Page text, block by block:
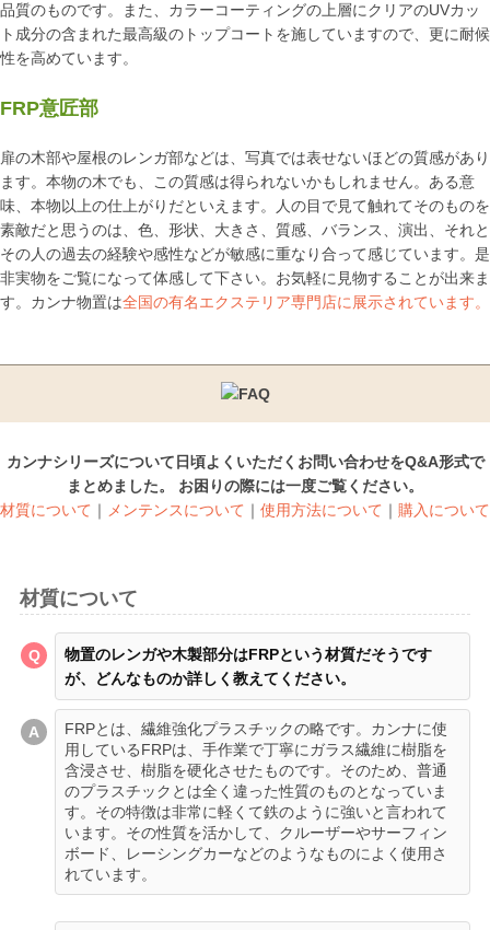
品質のものです。また、カラーコーティングの上層にクリアのUVカッ
ト成分の含まれた最高級のトップコートを施していますので、更に耐候
性を高めています。
FRP意匠部
扉の木部や屋根のレンガ部などは、写真では表せないほどの質感があり
ます。本物の木でも、この質感は得られないかもしれません。ある意
味、本物以上の仕上がりだといえます。人の目で見て触れてそのものを
素敵だと思うのは、色、形状、大きさ、質感、バランス、演出、それと
その人の過去の経験や感性などが敏感に重なり合って感じています。是
非実物をご覧になって体感して下さい。お気軽に見物することが出来ま
す。カンナ物置は全国の有名エクステリア専門店に展示されています。
カンナシリーズについて日頃よくいただくお問い合わせをQ&A形式で
まとめました。 お困りの際には一度ご覧ください。
材質について ｜ メンテンスについて ｜ 使用方法について ｜ 購入について
材質について
物置のレンガや木製部分はFRPという材質だそうです
が、どんなものか詳しく教えてください。
FRPとは、繊維強化プラスチックの略です。カンナに使
用しているFRPは、手作業で丁寧にガラス繊維に樹脂を
含浸させ、樹脂を硬化させたものです。そのため、普通
のプラスチックとは全く違った性質のものとなっていま
す。その特徴は非常に軽くて鉄のように強いと言われて
います。その性質を活かして、クルーザーやサーフィン
ボード、レーシングカーなどのようなものによく使用さ
れています。